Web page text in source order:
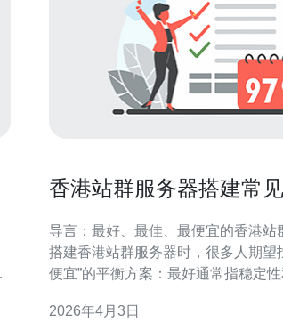
香港站群服务器搭建常
导言：最好、最佳、最便宜的香港站
搭建香港站群服务器时，很多人期望
便宜”的平衡方案：最好通常指稳定
量。选择时要综合考量带宽质量、IP
2026年4月3日